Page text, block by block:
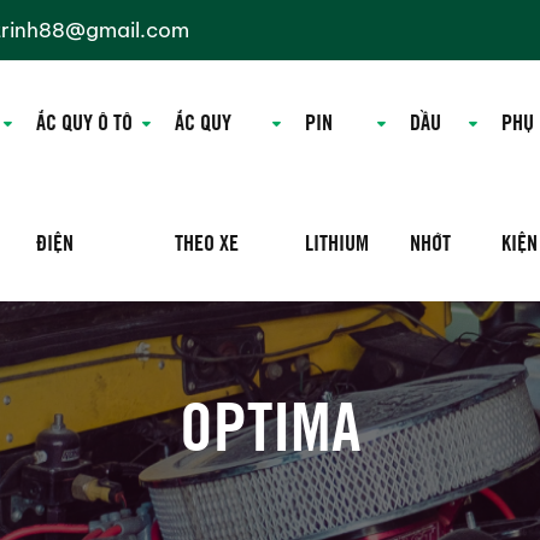
ẮC QUY Ô TÔ
ĐIỆN
ẮC QUY
THEO XE
PIN
LITHIUM
DẦU
NHỚT
PHỤ
KIỆN
OPTIMA